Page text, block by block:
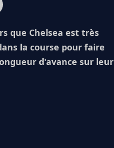
que Chelsea est très
la course pour faire
d'avance sur leur